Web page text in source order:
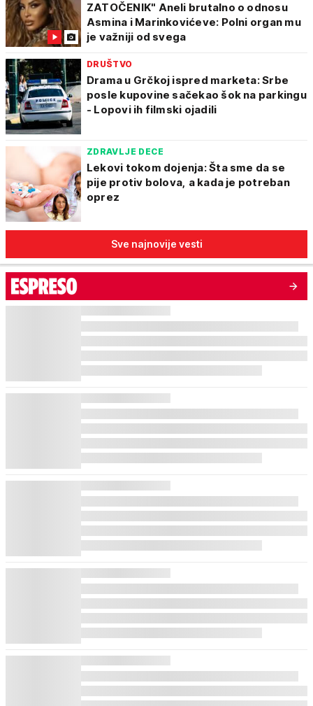
ZATOČENIK" Aneli brutalno o odnosu
Asmina i Marinkovićeve: Polni organ mu
je važniji od svega
DRUŠTVO
Drama u Grčkoj ispred marketa: Srbe
posle kupovine sačekao šok na parkingu
- Lopovi ih filmski ojadili
ZDRAVLJE DECE
Lekovi tokom dojenja: Šta sme da se
pije protiv bolova, a kada je potreban
oprez
Sve najnovije vesti